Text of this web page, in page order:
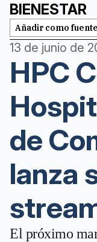
BIENESTAR
Añadir como
13 de junio de
HPC
de
lanza
El próximo